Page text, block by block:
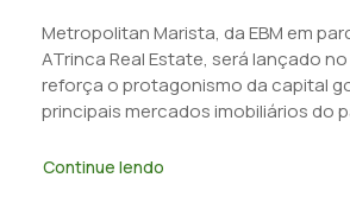
Metropolitan Marista, da EBM em
ATrinca Real Estate, será lançado
reforça o protagonismo da capital
principais mercados imobiliários do
Continue lendo